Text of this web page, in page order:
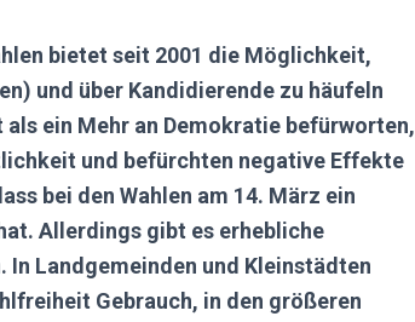
bietet seit 2001 die Möglichkeit,
und über Kandidierende zu häufeln
ein Mehr an Demokratie befürworten,
und befürchten negative Effekte
bei den Wahlen am 14. März ein
Allerdings gibt es erhebliche
Landgemeinden und Kleinstädten
Gebrauch, in den größeren